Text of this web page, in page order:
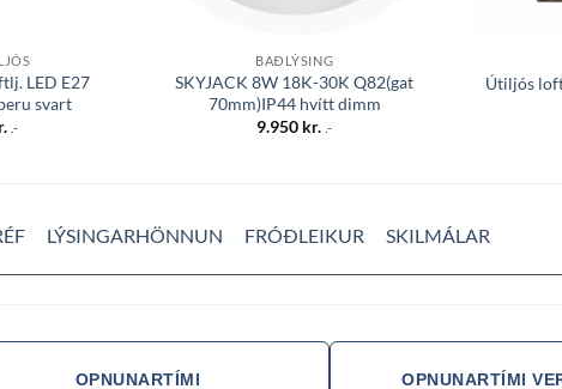
LED E27
svart
.-
BAÐLÝSING
SKYJACK 8W 18K-30K Q82(gat
70mm)IP44 hvítt dimm
9.950 kr. .-
Útiljós
LÝSINGARHÖNNUN FRÓÐLEIKUR SKILMÁLAR
OPNUNARTÍMI OPNUNARTÍMI